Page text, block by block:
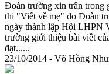
Đoàn trường xin trân trong
thi "Viết về mẹ" do Đoàn
ngày thành lập Hội LHPN
trường giới thiệu bài viêt
đạt......
23/10/2014 - Võ Hồng